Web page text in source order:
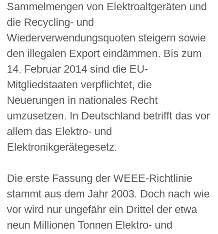
Sammelmengen von Elektroaltgeräten und
die Recycling- und
Wiederverwendungsquoten steigern sowie
den illegalen Export eindämmen. Bis zum
14. Februar 2014 sind die EU-
Mitgliedstaaten verpflichtet, die
Neuerungen in nationales Recht
umzusetzen. In Deutschland betrifft das vor
allem das Elektro- und
Elektronikgerätegesetz.
Die erste Fassung der WEEE-Richtlinie
stammt aus dem Jahr 2003. Doch nach wie
vor wird nur ungefähr ein Drittel der etwa
neun Millionen Tonnen Elektro- und